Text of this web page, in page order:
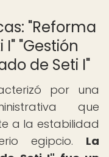
"Reforma
"Gestión
de Seti I"
por una
que
a la estabilidad
egipcio. La